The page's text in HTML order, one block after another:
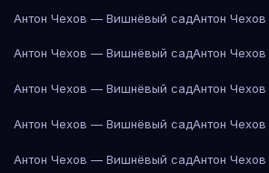
Антон Чехов — Вишнёвый садАнтон
Антон Чехов — Вишнёвый садАнтон
Антон Чехов — Вишнёвый садАнтон
Антон Чехов — Вишнёвый садАнтон
Антон Чехов — Вишнёвый садАнтон